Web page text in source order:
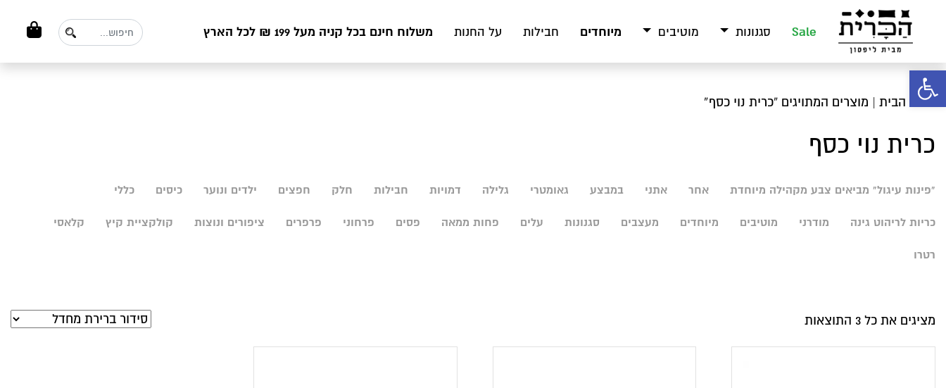
פתח סרגל נגישות
Sale סגנונות מוטיבים מיוחדים חבילות על החנות משלוח חינם בכל קניה מעל 199 ₪ לכל הארץ
עמוד הבית | מוצרים המתויגים “כרית נוי כסף”
כרית נוי כסף
"פינות עיגול" מביאים צבע מקהילה מיוחדת אחר אתני במבצע גאומטרי גלילה דמויות חבילות חלק חפצים ילדים ונוער כיסים כללי
כריות לריהוט גינה מודרני מוטיבים מיוחדים מעצבים סגנונות עלים פחות ממאה פסים פרחוני פרפרים ציפורים ונוצות קולקציית קיץ קלאסי
רטרו
מציגים את כל ⁦3⁩ התוצאות